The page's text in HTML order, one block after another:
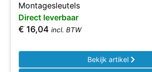
Montagesleutels
Direct leverbaar
€ 16,04 incl. BTW
Bekijk artikel